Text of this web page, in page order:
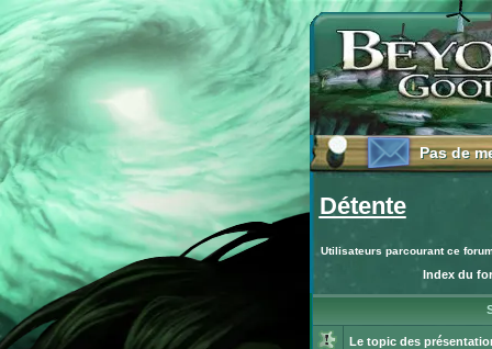
Pas de
Pas de
Détente
Utilisateurs parcourant ce
Publier
Index du
Le topic des